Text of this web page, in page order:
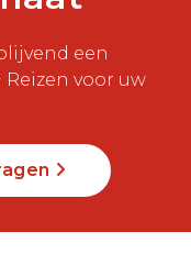
een
voor uw